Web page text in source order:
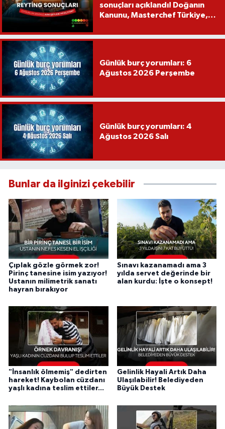
sonuçları açıklandı! Doğanın
Kanunu, Masterchef Türkiye,
Günlük burç yorumları: 6
Ağustos 2026 Perşembe
Günlük burç yorumları: 4
Ağustos 2026 Salı
Bunlar da ilginizi çekebilir
Çıplak gözle görmek zor!
Pirinç tanesine isim yazıyor!
Ustanın milimetrik sanatı
hayran bırakıyor
Sınavı kazanamadı ama 3
yılda servet değerinde bir
alan kurdu: İşte o konsept!
"İnsanlık ölmemiş" dedirten
hareket! Kaybolan cüzdanı
yaşlı kadına teslim ettiler...
Gelinlik Hayali Artık Daha
Ulaşılabilir! Belediyeden
Büyük Destek